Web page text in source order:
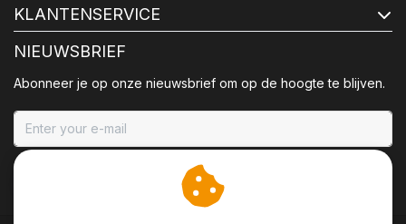
KLANTENSERVICE
NIEUWSBRIEF
Abonneer je op onze nieuwsbrief om op de hoogte te blijven.